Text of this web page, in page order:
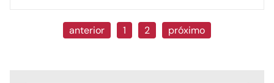
anterior 1 2 próximo